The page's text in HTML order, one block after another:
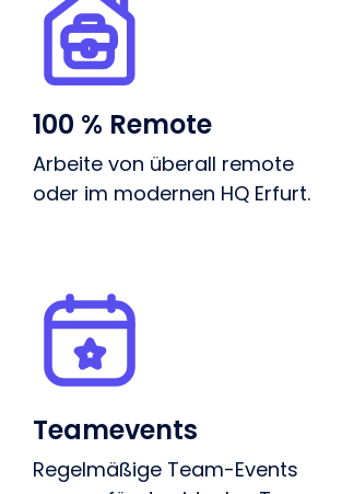
100 % Remote
Arbeite von überall remote
oder im modernen HQ Erfurt.
Teamevents
Regelmäßige Team-Events